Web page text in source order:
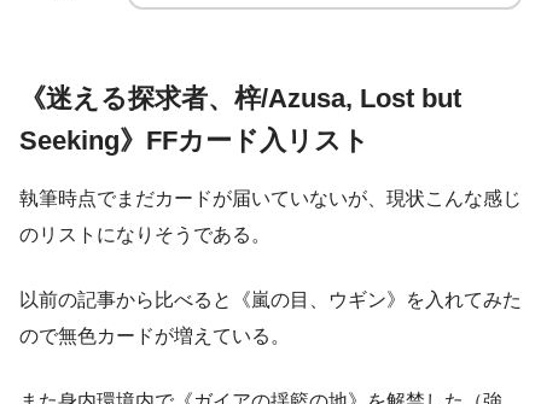
《迷える探求者、梓/Azusa, Lost but
Seeking》FFカード入リスト
執筆時点でまだカードが届いていないが、現状こんな感じ
のリストになりそうである。
以前の記事から比べると《嵐の目、ウギン》を入れてみた
ので無色カードが増えている。